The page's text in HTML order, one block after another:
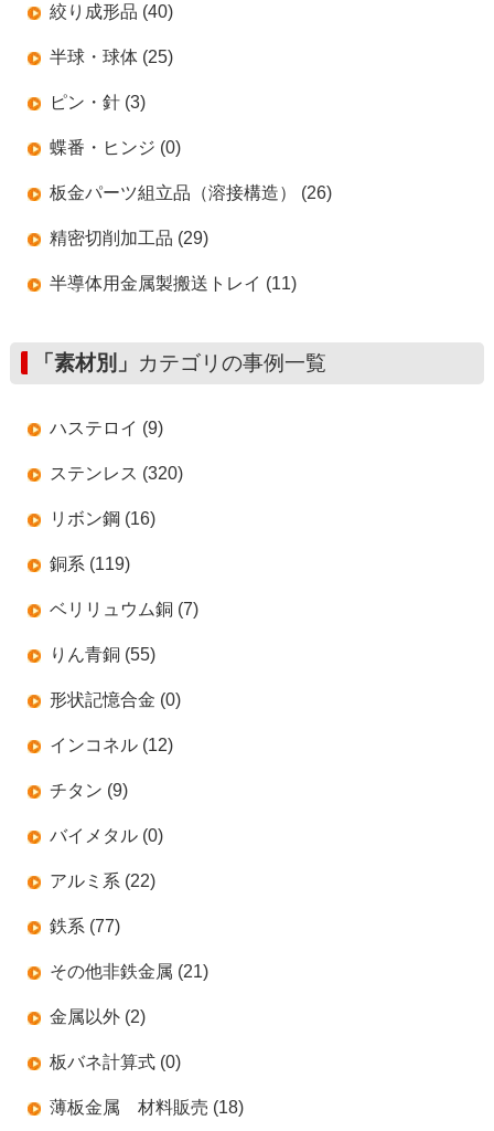
絞り成形品 (40)
半球・球体 (25)
ピン・針 (3)
蝶番・ヒンジ (0)
板金パーツ組立品（溶接構造） (26)
精密切削加工品 (29)
半導体用金属製搬送トレイ (11)
「素材別」 カテゴリの事例一覧
ハステロイ (9)
ステンレス (320)
リボン鋼 (16)
銅系 (119)
ベリリュウム銅 (7)
りん青銅 (55)
形状記憶合金 (0)
インコネル (12)
チタン (9)
バイメタル (0)
アルミ系 (22)
鉄系 (77)
その他非鉄金属 (21)
金属以外 (2)
板バネ計算式 (0)
薄板金属 材料販売 (18)